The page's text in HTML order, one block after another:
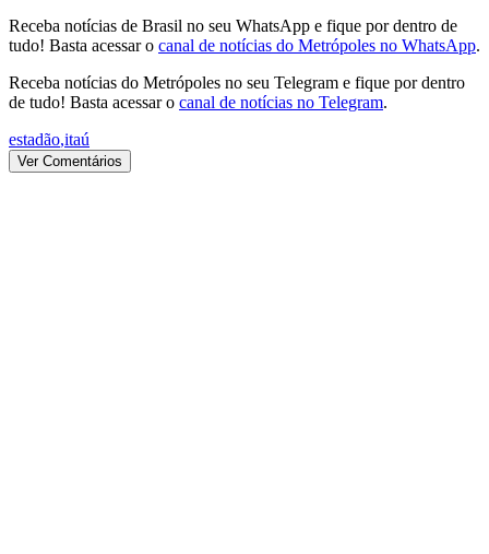
Receba notícias de Brasil no seu WhatsApp e fique por dentro de
tudo! Basta acessar o canal de notícias do Metrópoles no WhatsApp.
Receba notícias do Metrópoles no seu Telegram e fique por dentro
de tudo! Basta acessar o canal de notícias no Telegram.
estadão,itaú
Ver Comentários